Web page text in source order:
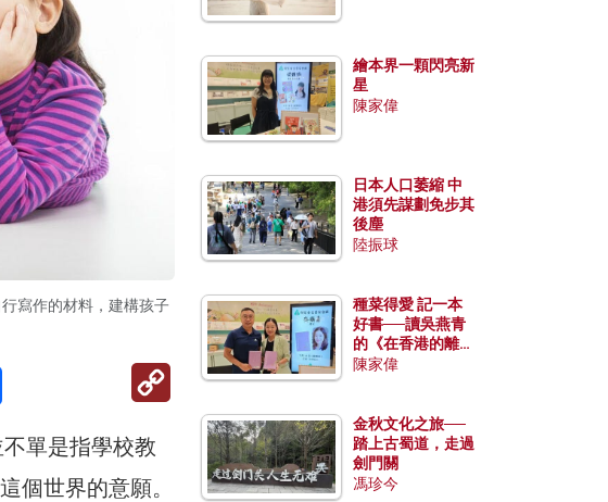
寫作的材料，建構孩子
Copy
單是指學校教
個世界的意願。
繪本界一顆閃亮新
星
陳家偉
日本人口萎縮 中
港須先謀劃免步其
後塵
陸振球
種菜得愛 記一本
好書──讀吳燕青
的《在香港的離島
種菜》
陳家偉
金秋文化之旅──
踏上古蜀道，走過
劍門關
馮珍今